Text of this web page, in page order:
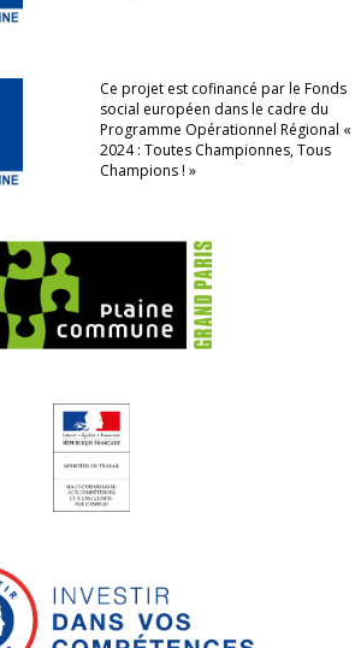
Ce projet est cofinancé par le Fonds
social européen dans le cadre du
Programme Opérationnel Régional «
2024 : Toutes Championnes, Tous
Champions ! »